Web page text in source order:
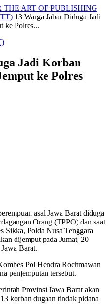
THE ART OF PUBLISHING
13 Warga Jabar Diduga Jadi
ke Polres...
Jadi Korban
ke Polres
asal Jawa Barat diduga
Orang (TPPO) dan saat
Sikka, Polda Nusa Tenggara
dijemput pada Jumat, 20
Barat.
Pol Hendra Rochmawan
penjemputan tersebut.
Provinsi Jawa Barat akan
korban dugaan tindak pidana